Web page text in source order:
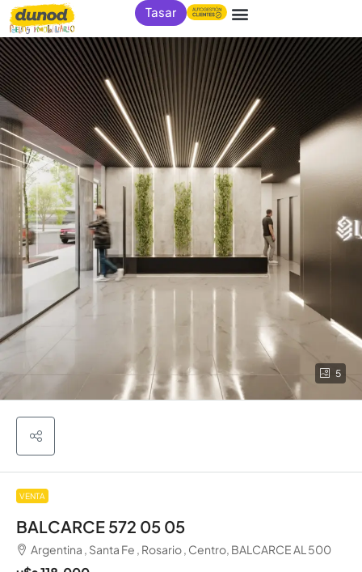
Tasar
5
VENTA
BALCARCE 572 05 05
Argentina , Santa Fe , Rosario , Centro, BALCARCE AL 500